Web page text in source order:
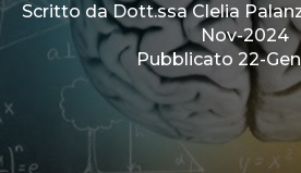
Scritto da Dott.ssa Clelia
Nov-2024
Pubblicato 22-